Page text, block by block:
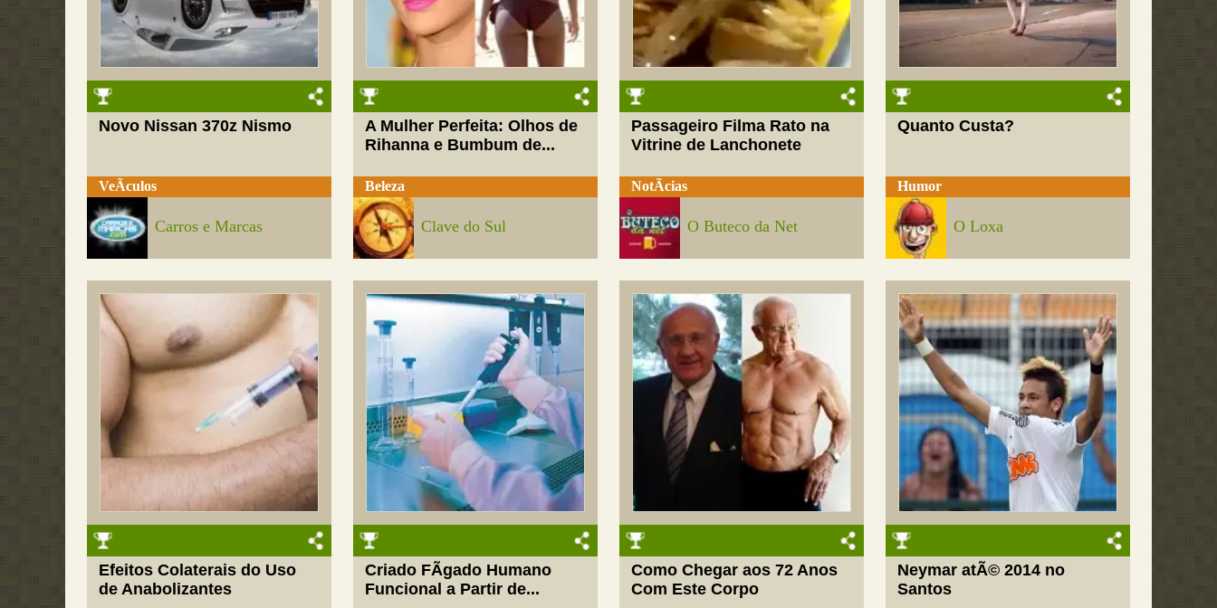
Novo Nissan 370z Nismo
VeÃ­culos
Carros e Marcas
A Mulher Perfeita: Olhos de
Rihanna e Bumbum de...
Beleza
Clave do Sul
Passageiro Filma Rato na
Vitrine de Lanchonete
NotÃ­cias
O Buteco da Net
Quanto Custa?
Humor
O Loxa
Efeitos Colaterais do Uso
de Anabolizantes
Criado FÃ­gado Humano
Funcional a Partir de...
Como Chegar aos 72 Anos
Com Este Corpo
Neymar atÃ© 2014 no
Santos